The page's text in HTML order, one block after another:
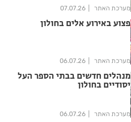
מערכת האתר 07.07.26
פצוע באירוע אלים בחולון
מערכת האתר 06.07.26
מנהלים חדשים בבתי הספר העל
יסודיים בחולון
מערכת האתר 06.07.26